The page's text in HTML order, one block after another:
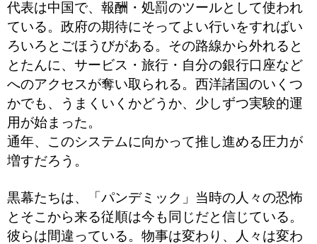
代表は中国で、報酬・処罰のツールとして使われ
ている。政府の期待にそってよい行いをすればい
ろいろとごほうびがある。その路線から外れると
とたんに、サービス・旅行・自分の銀行口座など
へのアクセスが奪い取られる。西洋諸国のいくつ
かでも、うまくいくかどうか、少しずつ実験的運
用が始まった。
通年、このシステムに向かって推し進める圧力が
増すだろう。
黒幕たちは、「パンデミック」当時の人々の恐怖
とそこから来る従順は今も同じだと信じている。
彼らは間違っている。物事は変わり、人々は変わ